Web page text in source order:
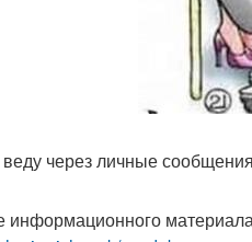
через личные
информационного